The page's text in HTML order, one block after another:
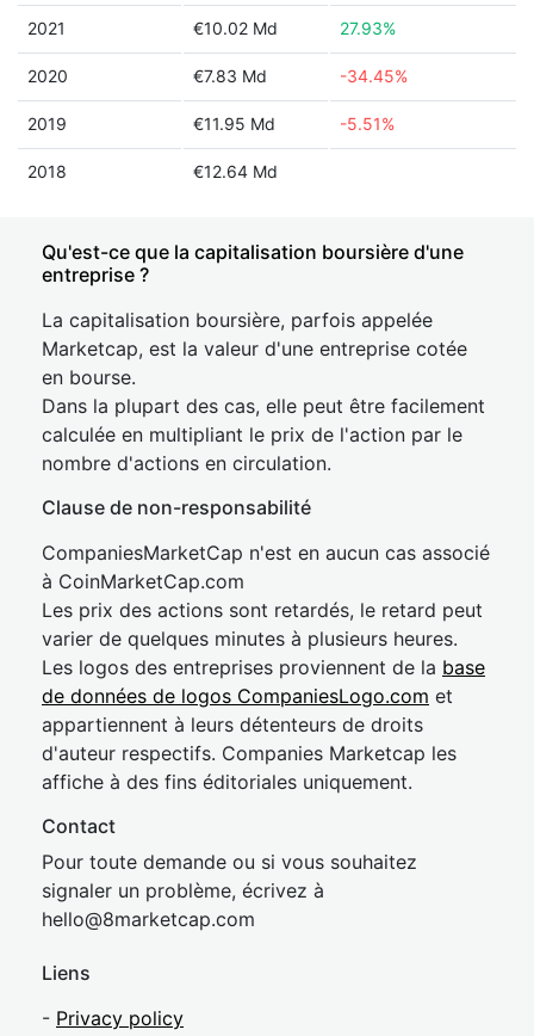
2021 €10.02 Md 27.93%
2020 €7.83 Md -34.45%
2019 €11.95 Md -5.51%
2018 €12.64 Md
Qu'est-ce que la capitalisation boursière d'une
entreprise ?
La capitalisation boursière, parfois appelée
Marketcap, est la valeur d'une entreprise cotée
en bourse.
Dans la plupart des cas, elle peut être facilement
calculée en multipliant le prix de l'action par le
nombre d'actions en circulation.
Clause de non-responsabilité
CompaniesMarketCap n'est en aucun cas associé
à CoinMarketCap.com
Les prix des actions sont retardés, le retard peut
varier de quelques minutes à plusieurs heures.
Les logos des entreprises proviennent de la base
de données de logos CompaniesLogo.com et
appartiennent à leurs détenteurs de droits
d'auteur respectifs. Companies Marketcap les
affiche à des fins éditoriales uniquement.
Contact
Pour toute demande ou si vous souhaitez
signaler un problème, écrivez à
hello@8marketcap.com
Liens
- Privacy policy